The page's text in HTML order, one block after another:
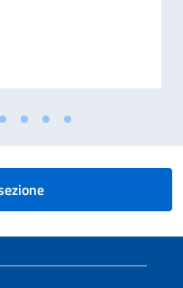
delle condoglianze per la